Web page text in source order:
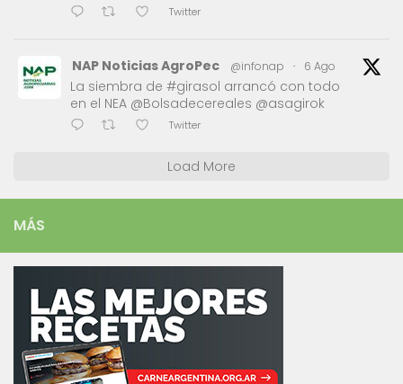
Twitter
NAP Noticias AgroPec @infonap · 6 Ago
La siembra de #girasol arrancó con todo
en el NEA @Bolsadecereales @asagirok
Twitter
Load More
MÁS